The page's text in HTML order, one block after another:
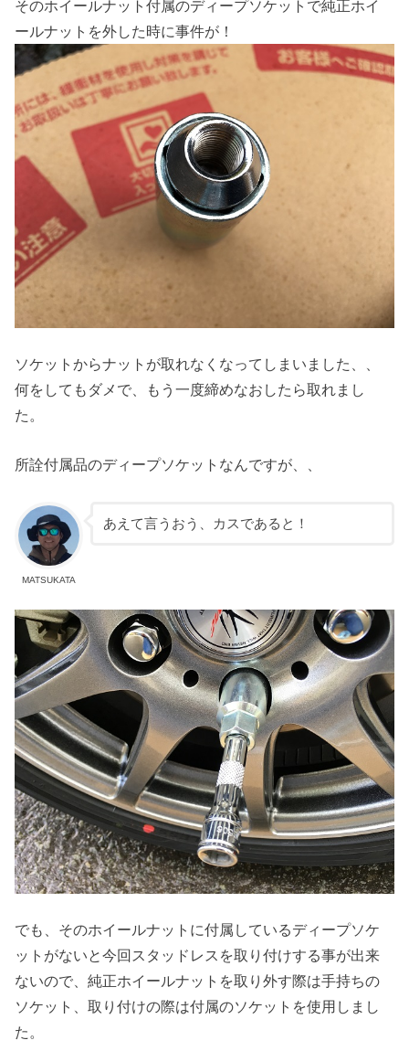
そのホイールナット付属のディープソケットで純正ホイ
ールナットを外した時に事件が！
ソケットからナットが取れなくなってしまいました、、
何をしてもダメで、もう一度締めなおしたら取れまし
た。
所詮付属品のディープソケットなんですが、、
MATSUKATA
あえて言うおう、カスであると！
でも、そのホイールナットに付属しているディープソケ
ットがないと今回スタッドレスを取り付けする事が出来
ないので、純正ホイールナットを取り外す際は手持ちの
ソケット、取り付けの際は付属のソケットを使用しまし
た。